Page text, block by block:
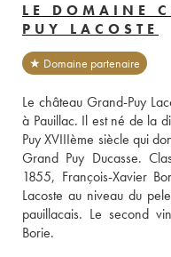
LE DOMAINE
PUY LACOSTE
★ Domaine partenaire
Le château Grand-Puy
à Pauillac. Il est né de la
Puy XVIIIème siècle qui
Grand Puy Ducasse.
1855, François-Xavier
Lacoste au niveau du
pauillacais. Le second
Borie.